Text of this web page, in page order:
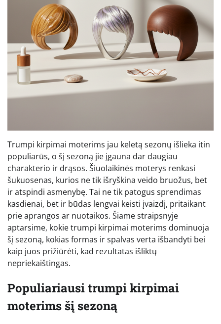
Trumpi kirpimai moterims jau keletą sezonų išlieka itin
populiarūs, o šį sezoną jie įgauna dar daugiau
charakterio ir drąsos. Šiuolaikinės moterys renkasi
šukuosenas, kurios ne tik išryškina veido bruožus, bet
ir atspindi asmenybę. Tai ne tik patogus sprendimas
kasdienai, bet ir būdas lengvai keisti įvaizdį, pritaikant
prie aprangos ar nuotaikos. Šiame straipsnyje
aptarsime, kokie trumpi kirpimai moterims dominuoja
šį sezoną, kokias formas ir spalvas verta išbandyti bei
kaip juos prižiūrėti, kad rezultatas išliktų
nepriekaištingas.
Populiariausi trumpi kirpimai
moterims šį sezoną